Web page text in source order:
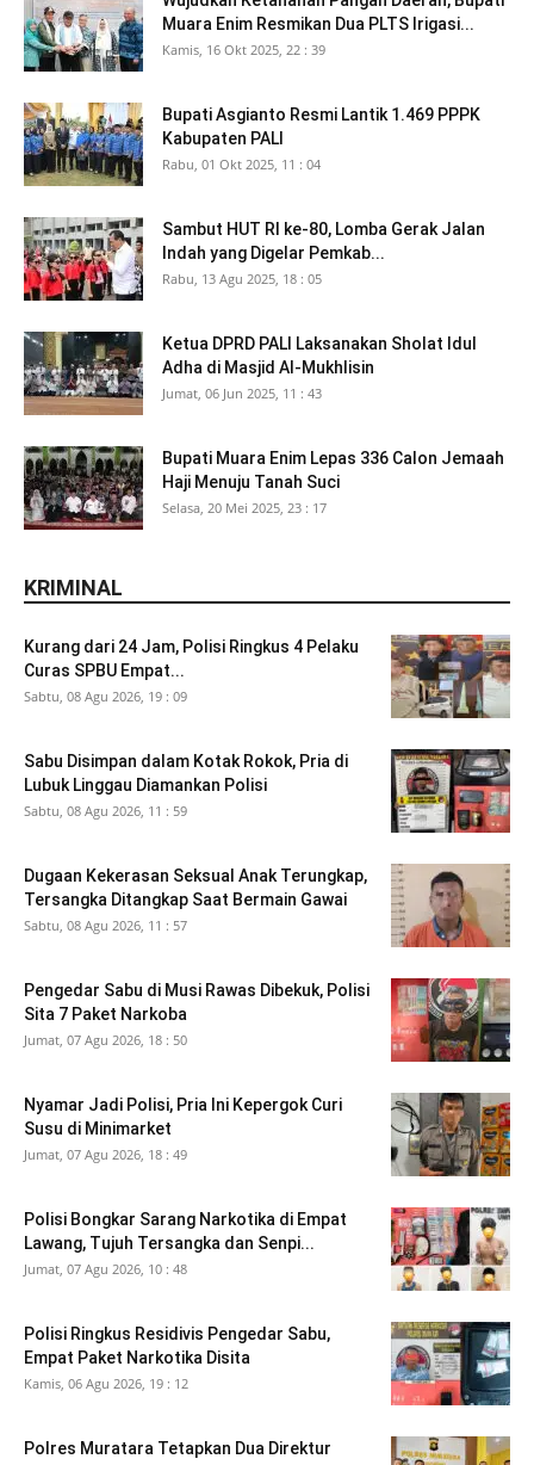
Muara Enim Resmikan Dua PLTS Irigasi...
Kamis, 16 Okt 2025, 22 : 39
Bupati Asgianto Resmi Lantik 1.469 PPPK
Kabupaten PALI
Rabu, 01 Okt 2025, 11 : 04
Sambut HUT RI ke-80, Lomba Gerak Jalan
Indah yang Digelar Pemkab...
Rabu, 13 Agu 2025, 18 : 05
Ketua DPRD PALI Laksanakan Sholat Idul
Adha di Masjid Al-Mukhlisin
Jumat, 06 Jun 2025, 11 : 43
Bupati Muara Enim Lepas 336 Calon Jemaah
Haji Menuju Tanah Suci
Selasa, 20 Mei 2025, 23 : 17
KRIMINAL
Kurang dari 24 Jam, Polisi Ringkus 4 Pelaku
Curas SPBU Empat...
Sabtu, 08 Agu 2026, 19 : 09
Sabu Disimpan dalam Kotak Rokok, Pria di
Lubuk Linggau Diamankan Polisi
Sabtu, 08 Agu 2026, 11 : 59
Dugaan Kekerasan Seksual Anak Terungkap,
Tersangka Ditangkap Saat Bermain Gawai
Sabtu, 08 Agu 2026, 11 : 57
Pengedar Sabu di Musi Rawas Dibekuk, Polisi
Sita 7 Paket Narkoba
Jumat, 07 Agu 2026, 18 : 50
Nyamar Jadi Polisi, Pria Ini Kepergok Curi
Susu di Minimarket
Jumat, 07 Agu 2026, 18 : 49
Polisi Bongkar Sarang Narkotika di Empat
Lawang, Tujuh Tersangka dan Senpi...
Jumat, 07 Agu 2026, 10 : 48
Polisi Ringkus Residivis Pengedar Sabu,
Empat Paket Narkotika Disita
Kamis, 06 Agu 2026, 19 : 12
Polres Muratara Tetapkan Dua Direktur